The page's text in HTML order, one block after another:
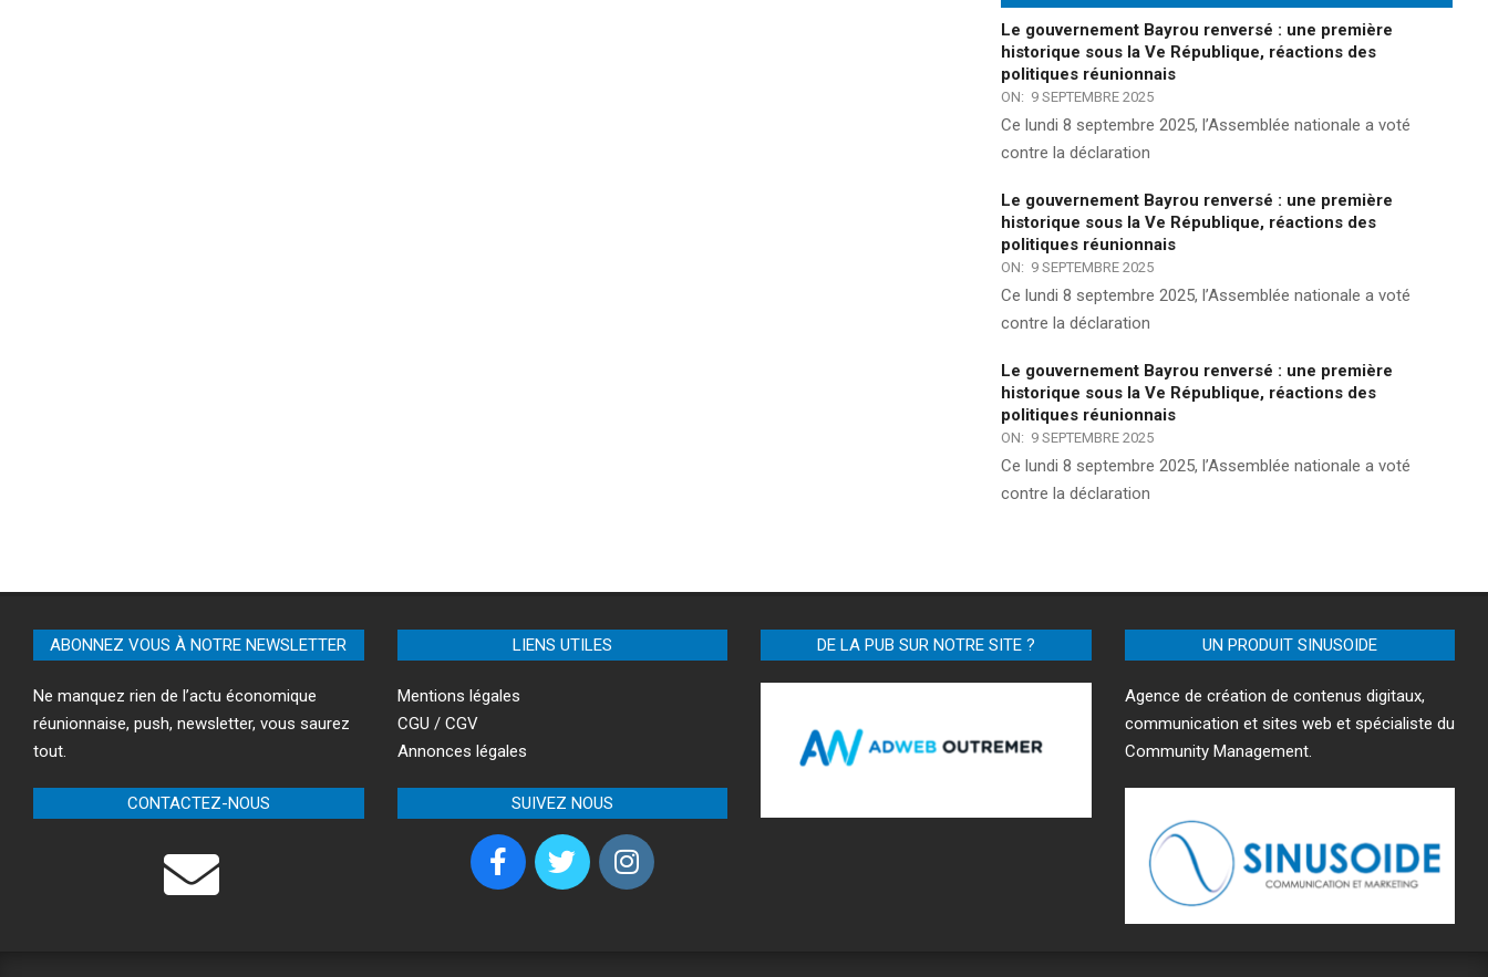
Le gouvernement Bayrou renversé : une première
historique sous la Ve République, réactions des
politiques réunionnais
ON: 9 SEPTEMBRE 2025
Ce lundi 8 septembre 2025, l’Assemblée nationale a voté
contre la déclaration
Le gouvernement Bayrou renversé : une première
historique sous la Ve République, réactions des
politiques réunionnais
ON: 9 SEPTEMBRE 2025
Ce lundi 8 septembre 2025, l’Assemblée nationale a voté
contre la déclaration
Le gouvernement Bayrou renversé : une première
historique sous la Ve République, réactions des
politiques réunionnais
ON: 9 SEPTEMBRE 2025
Ce lundi 8 septembre 2025, l’Assemblée nationale a voté
contre la déclaration
ABONNEZ VOUS À NOTRE NEWSLETTER
Ne manquez rien de l’actu économique
réunionnaise, push, newsletter, vous saurez
tout.
CONTACTEZ-NOUS
LIENS UTILES
Mentions légales
CGU / CGV
Annonces légales
SUIVEZ NOUS
DE LA PUB SUR NOTRE SITE ? UN PRODUIT SINUSOIDE
Agence de création de contenus digitaux,
communication et sites web et spécialiste du
Community Management.